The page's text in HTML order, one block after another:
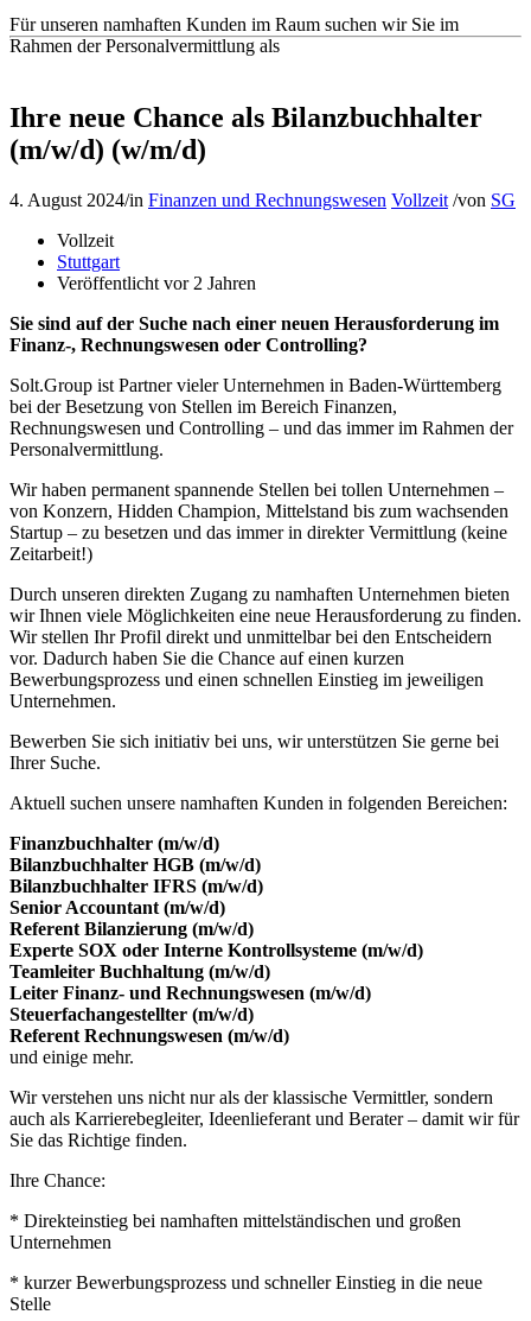
Für unseren namhaften Kunden im Raum suchen wir Sie im
Rahmen der Personalvermittlung als
Ihre neue Chance als Bilanzbuchhalter
(m/w/d) (w/m/d)
4. August 2024/in Finanzen und Rechnungswesen Vollzeit /von SG
Vollzeit
Stuttgart
Veröffentlicht vor 2 Jahren
Sie sind auf der Suche nach einer neuen Herausforderung im
Finanz-, Rechnungswesen oder Controlling?
Solt.Group ist Partner vieler Unternehmen in Baden-Württemberg
bei der Besetzung von Stellen im Bereich Finanzen,
Rechnungswesen und Controlling – und das immer im Rahmen der
Personalvermittlung.
Wir haben permanent spannende Stellen bei tollen Unternehmen –
von Konzern, Hidden Champion, Mittelstand bis zum wachsenden
Startup – zu besetzen und das immer in direkter Vermittlung (keine
Zeitarbeit!)
Durch unseren direkten Zugang zu namhaften Unternehmen bieten
wir Ihnen viele Möglichkeiten eine neue Herausforderung zu finden.
Wir stellen Ihr Profil direkt und unmittelbar bei den Entscheidern
vor. Dadurch haben Sie die Chance auf einen kurzen
Bewerbungsprozess und einen schnellen Einstieg im jeweiligen
Unternehmen.
Bewerben Sie sich initiativ bei uns, wir unterstützen Sie gerne bei
Ihrer Suche.
Aktuell suchen unsere namhaften Kunden in folgenden Bereichen:
Finanzbuchhalter (m/w/d)
Bilanzbuchhalter HGB (m/w/d)
Bilanzbuchhalter IFRS (m/w/d)
Senior Accountant (m/w/d)
Referent Bilanzierung (m/w/d)
Experte SOX oder Interne Kontrollsysteme (m/w/d)
Teamleiter Buchhaltung (m/w/d)
Leiter Finanz- und Rechnungswesen (m/w/d)
Steuerfachangestellter (m/w/d)
Referent Rechnungswesen (m/w/d)
und einige mehr.
Wir verstehen uns nicht nur als der klassische Vermittler, sondern
auch als Karrierebegleiter, Ideenlieferant und Berater – damit wir für
Sie das Richtige finden.
Ihre Chance:
* Direkteinstieg bei namhaften mittelständischen und großen
Unternehmen
* kurzer Bewerbungsprozess und schneller Einstieg in die neue
Stelle